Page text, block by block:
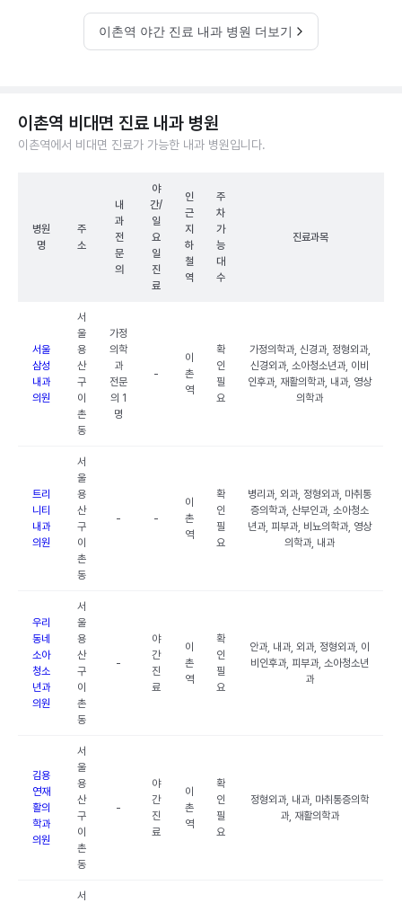
이촌역 야간 진료 내과 병원 더보기
이촌역 비대면 진료 내과 병원
이촌역에서 비대면 진료가 가능한 내과 병원입니다.
병원
명
주
소
내
과
전
문
의
야
간/
일
요
일
진
료
인
근
지
하
철
역
주
차
가
능
대
수
진료과목
서울
삼성
내과
의원
서
울
용
산
구
이
촌
동
가정
의학
과
전문
의 1
명
-
이
촌
역
확
인
필
요
가정의학과, 신경과, 정형외과,
신경외과, 소아청소년과, 이비
인후과, 재활의학과, 내과, 영상
의학과
트리
니티
내과
의원
서
울
용
산
구
이
촌
동
- -
이
촌
역
확
인
필
요
병리과, 외과, 정형외과, 마취통
증의학과, 산부인과, 소아청소
년과, 피부과, 비뇨의학과, 영상
의학과, 내과
우리
동네
소아
청소
년과
의원
서
울
용
산
구
이
촌
동
-
야
간
진
료
이
촌
역
확
인
필
요
안과, 내과, 외과, 정형외과, 이
비인후과, 피부과, 소아청소년
과
김용
연재
활의
학과
의원
서
울
용
산
구
이
촌
동
-
야
간
진
료
이
촌
역
확
인
필
요
정형외과, 내과, 마취통증의학
과, 재활의학과
서